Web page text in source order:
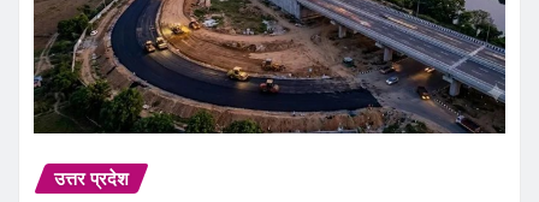
उत्तर प्रदेश